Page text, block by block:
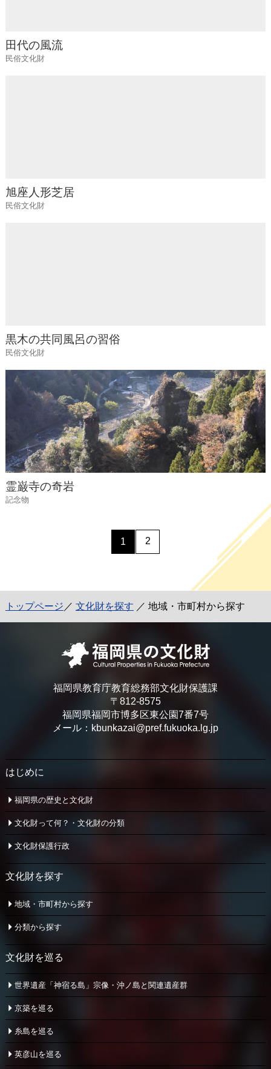
田代の風流
民俗文化財
旭座人形芝居
民俗文化財
黒木の共同風呂の習俗
民俗文化財
霊巌寺の奇岩
記念物
1 2
トップページ ／ 文化財を探す ／ 地域・市町村から探す
福岡県教育庁教育総務部文化財保護課
〒812-8575
福岡県福岡市博多区東公園7番7号
メール：kbunkazai@pref.fukuoka.lg.jp
はじめに
福岡県の歴史と文化財
文化財って何？・文化財の分類
文化財保護行政
文化財を探す
地域・市町村から探す
分類から探す
文化財を巡る
世界遺産「神宿る島」宗像・ 沖ノ島と関連遺産群
京築を巡る
糸島を巡る
英彦山を巡る